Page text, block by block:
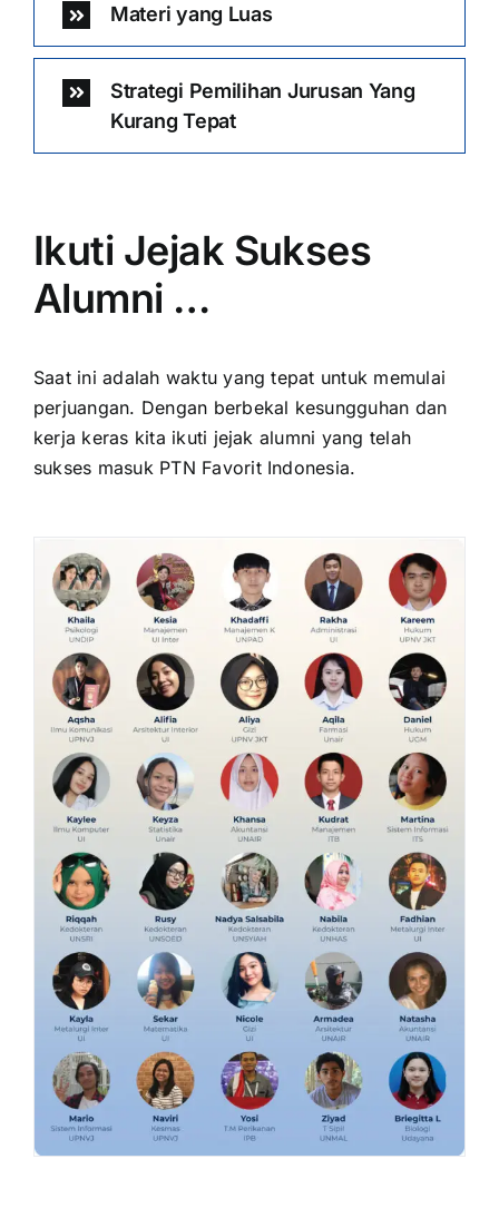
Materi yang Luas
Strategi Pemilihan Jurusan Yang
Kurang Tepat
Ikuti Jejak Sukses
Alumni …
Saat ini adalah waktu yang tepat untuk memulai
perjuangan. Dengan berbekal kesungguhan dan
kerja keras kita ikuti jejak alumni yang telah
sukses masuk PTN Favorit Indonesia.